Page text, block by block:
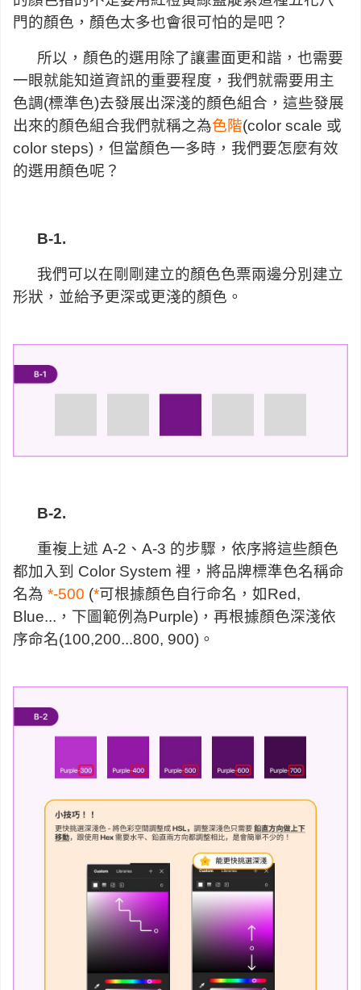
門的顏色，顏色太多也會很可怕的是吧？
所以，顏色的選用除了讓畫面更和諧，也需要
一眼就能知道資訊的重要程度，我們就需要用主
色調(標準色)去發展出深淺的顏色組合，這些發展
出來的顏色組合我們就稱之為色階(color scale 或
color steps)，但當顏色一多時，我們要怎麼有效
的選用顏色呢？
B-1.
我們可以在剛剛建立的顏色色票兩邊分別建立
形狀，並給予更深或更淺的顏色。
B-2.
重複上述 A-2、A-3 的步驟，依序將這些顏色
都加入到 Color System 裡，將品牌標準色名稱命
名為 *-500 (*可根據顏色自行命名，如Red,
Blue...，下圖範例為Purple)，再根據顏色深淺依
序命名(100,200...800, 900)。